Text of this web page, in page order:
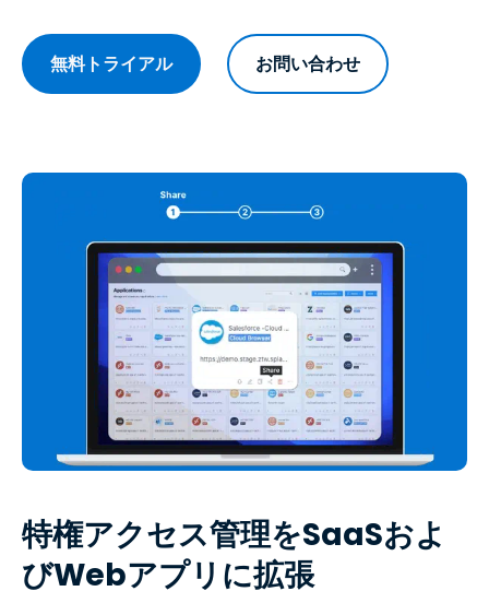
無料トライアル お問い合わせ
特権アクセス管理をSaaSおよ
びWebアプリに拡張